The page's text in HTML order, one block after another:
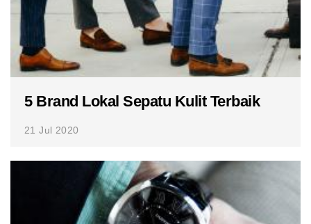
5 Brand Lokal Sepatu Kulit Terbaik
21 Jul 2020